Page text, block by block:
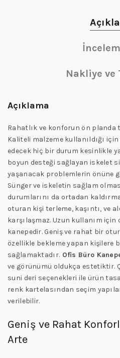
Nakliye ve
Açıklama
Rahatlık ve konforun ön planda
Kaliteli malzeme kullanıldığı
edecek hiç bir durum kesinlikle
boyun desteği sağlayan iskelet
yaşanacak problemlerin önüne
Sünger ve iskeletin sağlam
durumlarını da ortadan
oturan kişi terleme, kaşıntı, ve
karşılaşmaz. Uzun kullanım için
kanepedir. Geniş ve rahat bir
özellikle bekleme yapan kişilere
sağlamaktadır. Ofis Büro
ve görünümü oldukça estetiktir.
suni deri seçenekleri ile ürün
renk kartelasından seçim
verilebilir.
Geniş ve Rahat
Arte